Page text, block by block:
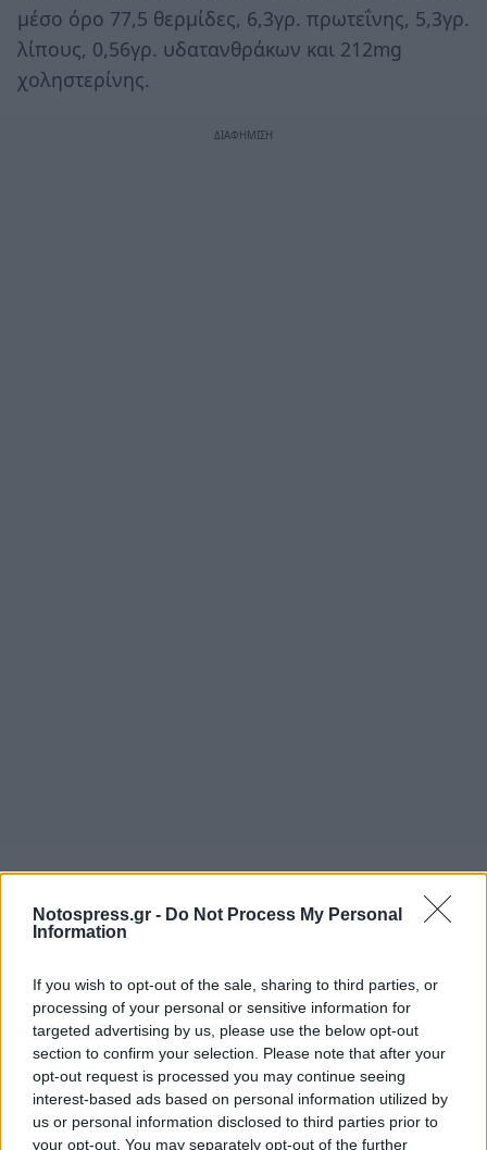
Notospress.gr - Do Not Process My Personal
Information
If you wish to opt-out of the sale, sharing to third parties, or
processing of your personal or sensitive information for
targeted advertising by us, please use the below opt-out
section to confirm your selection. Please note that after your
opt-out request is processed you may continue seeing
interest-based ads based on personal information utilized by
us or personal information disclosed to third parties prior to
your opt-out. You may separately opt-out of the further
μέσο όρο 77,5 θερμίδες, 6,3γρ. πρωτεΐνης, 5,3γρ.
λίπους, 0,56γρ. υδατανθράκων και 212mg
χοληστερίνης.
Είναι σημαντικό να διευκρινιστεί ότι ο
ανθρώπινος οργανισμός παίρνει μόλις το 20%
της χοληστερόλης που χρειάζεται από τις
τροφές, ενώ το υπόλοιπο 80% το συνθέτει
μόνος του. Η χοληστερόλη δε που προέρχεται
από τις τροφές (διαιτητική χοληστερόλη) δεν
επηρεάζει σύμφωνα με νεότερες έρευνες τα
επίπεδα χοληστερόλης στο αίμα και ειδικά η
χοληστερόλη του αυγού την επηρεάζει σε μικρό